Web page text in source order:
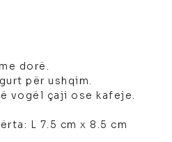
dorë.
për ushqim.
vogël çaji ose kafeje.
L 7.5 cm x 8.5 cm